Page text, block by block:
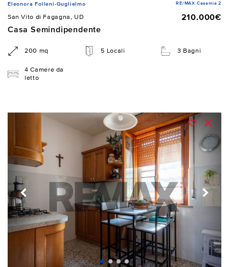
Eleonora Folleni-Guglielmo RE/MAX Casamia 2
San Vito di Fagagna, UD
210.000€
Casa Semindipendente
200 mq 5 Locali 3 Bagni
4 Camere da
letto